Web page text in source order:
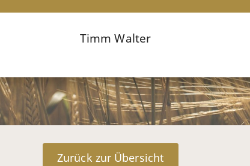
Zurück zur Übersicht